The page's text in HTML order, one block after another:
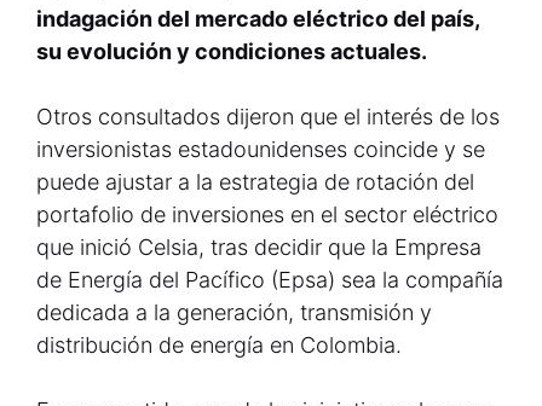
indagación del mercado eléctrico del país,
su evolución y condiciones actuales.
Otros consultados dijeron que el interés de los
inversionistas estadounidenses coincide y se
puede ajustar a la estrategia de rotación del
portafolio de inversiones en el sector eléctrico
que inició Celsia, tras decidir que la Empresa
de Energía del Pacífico (Epsa) sea la compañía
dedicada a la generación, transmisión y
distribución de energía en Colombia.